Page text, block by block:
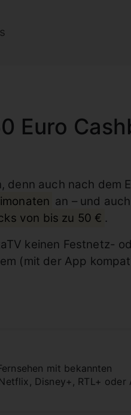
Euro
denn auch nach dem
an – und
von bis zu 50 € .
keinen Festnetz-
(mit der App
mit bekannten
Disney+, RTL+ oder